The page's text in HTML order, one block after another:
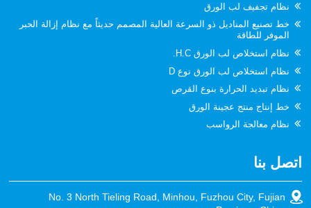
نظام تجفيف لب الورق
خط تصنيع المناديل ذو السرعة العالية المصمم حديثاً مع نظام إزالة الحبر
الموفر للطاقة
نظام استخلاص لب الورق H.C.
نظام استخلاص لب الورق نوع D
نظام تبديد الحرارة بنوع القرص
خط إنتاج منتج عجينة الورق
نظام معالجة الرواسب
اتصل بنا
No. 3 North Tieling Road, Minhou, Fuzhou City, Fujian